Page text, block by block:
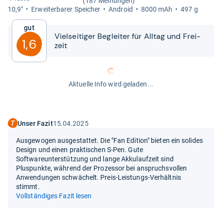
10,9"
Erweiter­ba­rer Spei­cher Android 8000 mAh 497 g
Gut
1,6
Viel­sei­ti­ger Beglei­ter für All­tag und Frei­
zeit
Aktuelle Info wird geladen...
Unser Fazit15.04.2025
Ausgewogen ausgestattet. Die "Fan Edition" bieten ein solides
Design und einen praktischen S-Pen. Gute
Softwareunterstützung und lange Akkulaufzeit sind
Pluspunkte, während der Prozessor bei anspruchsvollen
Anwendungen schwächelt. Preis-Leistungs-Verhältnis
stimmt.
Vollständiges Fazit lesen